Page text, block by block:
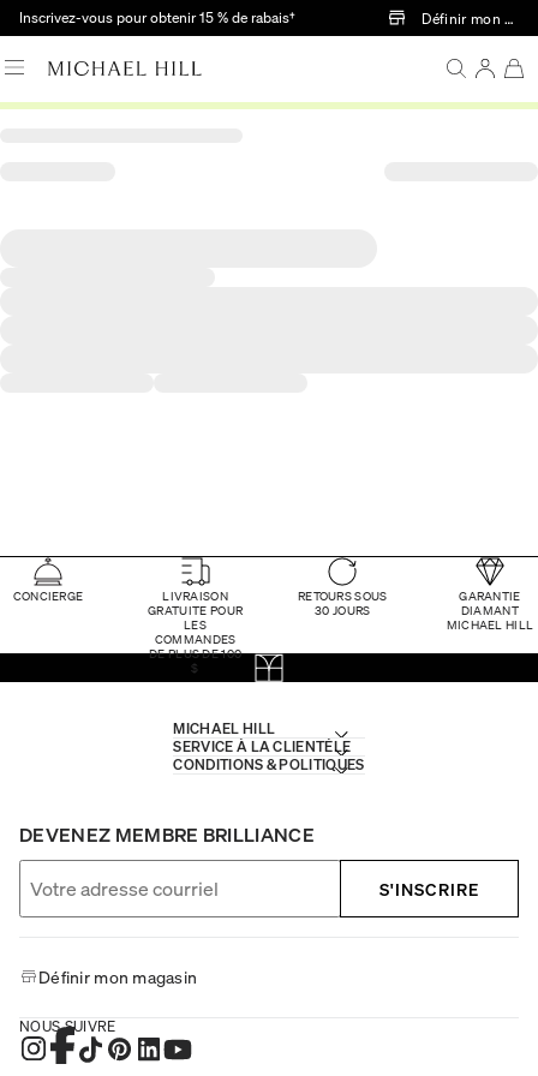
Passer au contenu principal
Inscrivez-vous pour obtenir 15 % de rabais† Définir mon
CONCIERGE
LIVRAISON
GRATUITE POUR
LES
COMMANDES
DE PLUS DE 100
$
RETOURS SOUS
30 JOURS
GARANTIE
DIAMANT
MICHAEL HILL
MICHAEL HILL
SERVICE À LA CLIENTÈLE
CONDITIONS & POLITIQUES
DEVENEZ MEMBRE BRILLIANCE
S'INSCRIRE
Définir mon magasin
NOUS SUIVRE